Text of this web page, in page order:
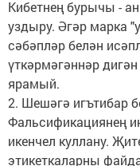
Кибетнең бурычы -
уздыру. Әгәр марка
сәбәпләр белән
үткәрмәгәннәр
ярамый.
2. Шешәгә игътибар
Фальсификациянең
икенчел куллану.
этикеткаларны